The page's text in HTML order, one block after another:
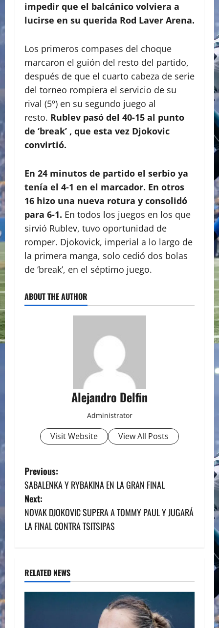
impedir que el balcánico volviera a
lucirse en su querida Rod Laver Arena.
Los primeros compases del choque
marcaron el guión del resto del partido,
después de que el cuarto cabeza de serie
del torneo rompiera el servicio de su
rival (5º) en su segundo juego al
resto. Rublev pasó del 40-15 al punto
de ‘break’ , que esta vez Djokovic
convirtió.
En 24 minutos de partido el serbio ya
tenía el 4-1 en el marcador. En otros
16 hizo una nueva rotura y consolidó
para 6-1. En todos los juegos en los que
sirvió Rublev, tuvo oportunidad de
romper. Djokovick, imperial a lo largo de
la primera manga, solo cedió dos bolas
de ‘break’, en el séptimo juego.
ABOUT THE AUTHOR
Alejandro Delfin
Administrator
Visit Website View All Posts
P
o
s
t
a
v
Previous:
SABALENKA Y RYBAKINA EN LA GRAN FINAL
Next:
NOVAK DJOKOVIC SUPERA A TOMMY PAUL Y JUGARÁ
LA FINAL CONTRA TSITSIPAS
RELATED NEWS